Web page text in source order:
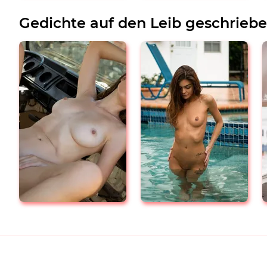
Gedichte auf den Leib